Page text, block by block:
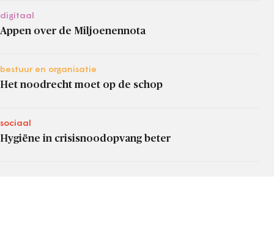
digitaal
Appen over de Miljoenennota
bestuur en organisatie
Het noodrecht moet op de schop
sociaal
Hygiëne in crisisnoodopvang beter